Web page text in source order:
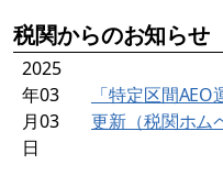
税関からのお知らせ
2025
年03
月03
日
「特定区間
更新（税関ホム